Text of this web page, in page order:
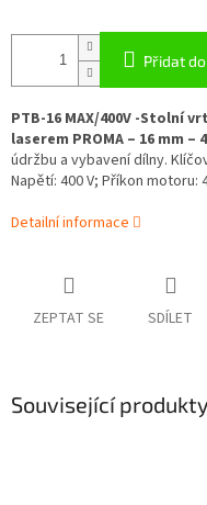
Přidat
PTB-16 MAX/400V -Stolní
laserem PROMA – 16 mm –
údržbu a vybavení dílny.
Napětí: 400 V; Příkon motoru:
Detailní informace
ZEPTAT SE SDÍLET
Související produkty